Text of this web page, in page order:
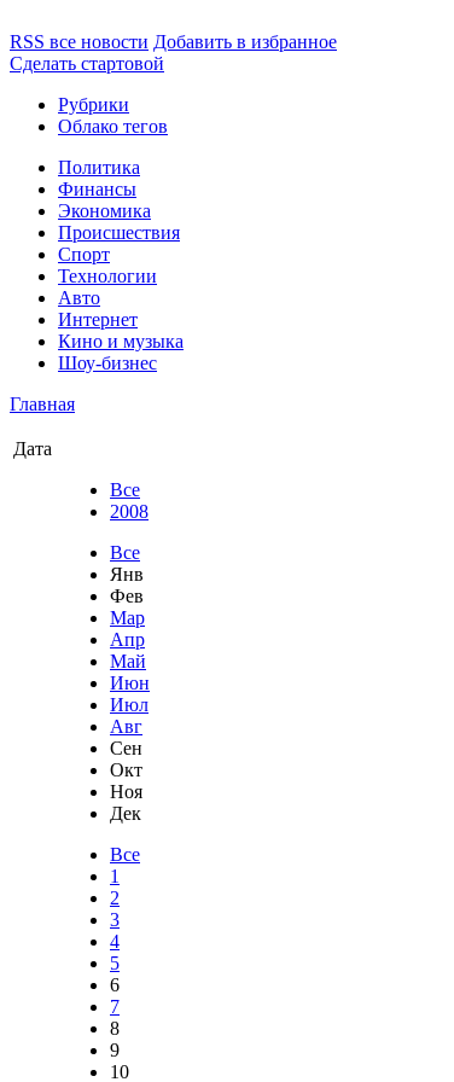
RSS все новости Добавить в избранное
Сделать стартовой
Рубрики
Облако тегов
Политика
Финансы
Экономика
Происшествия
Спорт
Технологии
Авто
Интернет
Кино и музыка
Шоу-бизнес
Главная
Дата
Все
2008
Все
Янв
Фев
Мар
Апр
Май
Июн
Июл
Авг
Сен
Окт
Ноя
Дек
Все
1
2
3
4
5
6
7
8
9
10